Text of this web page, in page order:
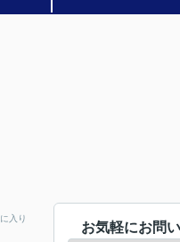
入り
お気軽にお問